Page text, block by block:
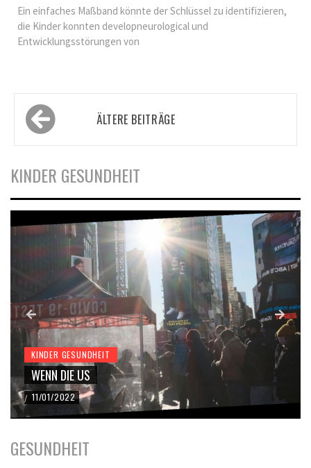
Ein einfaches Maßband könnte der Schlüssel zu identifizieren,
die Kinder konnten developneurological und
Entwicklungsstörungen von
Beitragsnavigation
ÄLTERE BEITRÄGE
KINDER GESUNDHEIT
KINDER GESUNDHEIT
WENN DIE US
/ 11/01/2022
GESUNDHEIT